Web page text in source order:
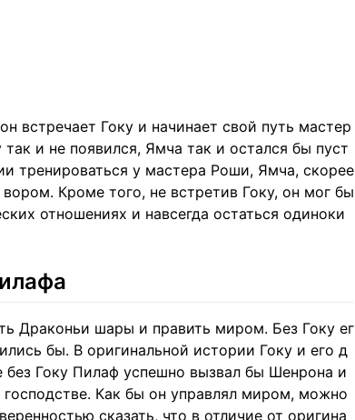
встречает Гоку и начинает свой путь мастер
и не появился, Ямча так и остался бы пуст
тренироваться у мастера Роши, Ямча, скорее
Кроме того, не встретив Гоку, он мог бы
отношениях и навсегда остаться одиноки
Драконьи шары и править миром. Без Гоку ег
бы. В оригинальной истории Гоку и его д
без Гоку Пилаф успешно вызвал бы Шенрона и
Как бы он управлял миром, можно
сказать, что в отличие от оригина